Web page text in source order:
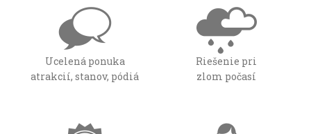
Ucelená ponuka
atrakcií, stanov, pódiá
Riešenie pri
zlom počasí